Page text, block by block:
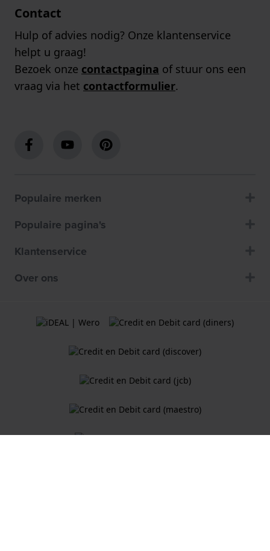
Contact
Hulp of advies nodig? Onze klantenservice
helpt u graag!
Bezoek onze contactpagina of stuur ons een
vraag via het contactformulier.
Populaire merken
Populaire pagina's
Klantenservice
Over ons